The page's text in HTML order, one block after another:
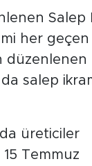
Salep
her geçen
düzenlenen
salep
üreticiler
Temmuz